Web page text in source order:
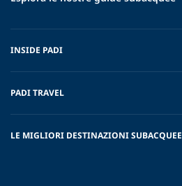
INSIDE PADI
PADI TRAVEL
LE MIGLIORI DESTINAZIONI SUBACQUEE